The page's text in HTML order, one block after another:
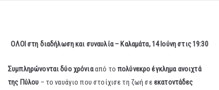
ΟΛΟΙ στη διαδήλωση και συναυλία – Καλαμάτα, 14 Ιούνη στις 19:30
Συμπληρώνονται δύο χρόνιααπό το πολύνεκρο έγκλημα ανοιχτά
της Πύλου – το ναυάγιο που στοίχισε τη ζωή σε εκατοντάδες